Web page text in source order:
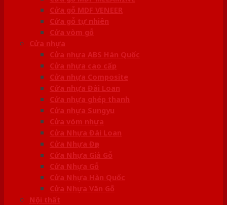
Cửa gỗ MDF VENEER
Cửa gỗ tự nhiên
Cửa vòm gỗ
Cửa nhựa
Cửa nhựa ABS Hàn Quốc
Cửa nhựa cao cấp
Cửa nhựa Composite
Cửa nhựa Đài Loan
Cửa nhựa ghép thanh
Cửa nhựa Sungyu
Cửa vòm nhựa
Cửa Nhựa Đài Loan
Cửa Nhựa Đẹp
Cửa Nhựa Giả Gỗ
Cửa Nhựa Gỗ
Cửa Nhựa Hàn Quốc
Cửa Nhựa Vân Gỗ
Nội thất